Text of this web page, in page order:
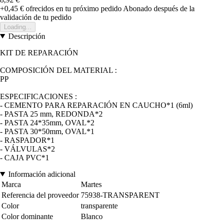
+0,45 € ofrecidos en tu próximo pedido Abonado después de la
validación de tu pedido
Loading...
Descripción
KIT DE REPARACIÓN
COMPOSICIÓN DEL MATERIAL :
PP
ESPECIFICACIONES :
- CEMENTO PARA REPARACIÓN EN CAUCHO*1 (6ml)
- PASTA 25 mm, REDONDA*2
- PASTA 24*35mm, OVAL*2
- PASTA 30*50mm, OVAL*1
- RASPADOR*1
- VÁLVULAS*2
- CAJA PVC*1
Información adicional
Marca
Martes
Referencia del proveedor 75938-TRANSPARENT
Color
transparente
Color dominante
Blanco